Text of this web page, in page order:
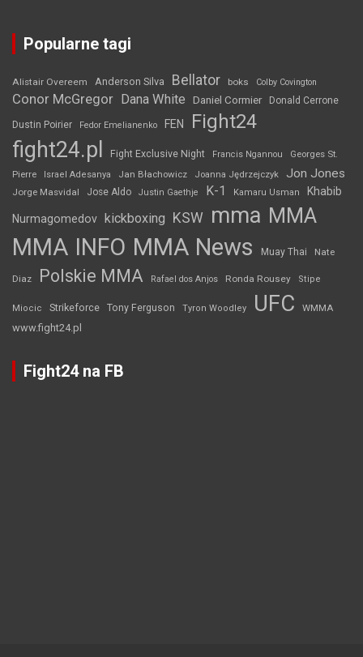
Popularne tagi
Alistair Overeem Anderson Silva Bellator boks Colby Covington
Conor McGregor Dana White Daniel Cormier Donald Cerrone
Dustin Poirier Fedor Emelianenko FEN Fight24
fight24.pl Fight Exclusive Night Francis Ngannou
Georges St.
Pierre
Israel Adesanya Jan Błachowicz Joanna Jędrzejczyk Jon Jones
Jorge Masvidal Jose Aldo Justin Gaethje K-1 Kamaru Usman Khabib
Nurmagomedov kickboxing KSW mma MMA
MMA INFO MMA News Muay Thai Nate
Diaz Polskie MMA Rafael dos Anjos Ronda Rousey Stipe
Miocic Strikeforce Tony Ferguson Tyron Woodley UFC WMMA
www.fight24.pl
Fight24 na FB